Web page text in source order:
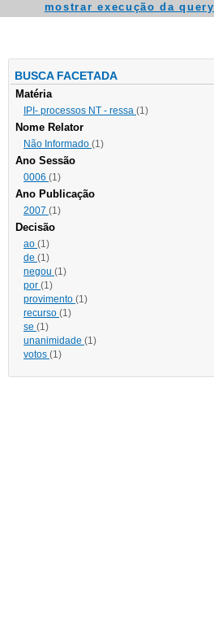
mostrar execução da query
BUSCA FACETADA
Matéria
IPI- processos NT - ressa (1)
Nome Relator
Não Informado (1)
Ano Sessão
0006 (1)
Ano Publicação
2007 (1)
Decisão
ao (1)
de (1)
negou (1)
por (1)
provimento (1)
recurso (1)
se (1)
unanimidade (1)
votos (1)